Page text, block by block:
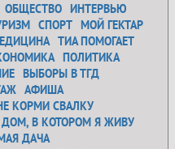
ОБЩЕСТВО ИНТЕРВЬЮ
СПОРТ МОЙ ГЕКТАР
ТИА ПОМОГАЕТ
ПОЛИТИКА
ВЫБОРЫ В ТГД
АФИША
КОРМИ СВАЛКУ
ДОМ, В КОТОРОМ Я ЖИВУ
ДАЧА